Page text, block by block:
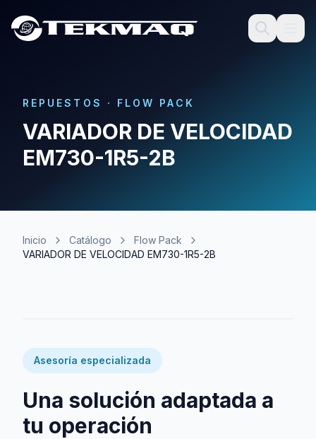
REPUESTOS · FLOW PACK
VARIADOR DE VELOCIDAD
EM730-1R5-2B
Inicio Catálogo
Flow Pack
VARIADOR DE VELOCIDAD EM730-1R5-2B
Asesoría especializada
Una solución adaptada a
tu operación